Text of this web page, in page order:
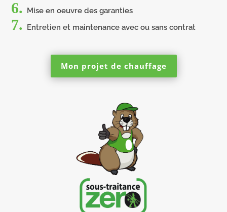
6. Mise en oeuvre des garanties
7. Entretien et maintenance avec ou sans contrat
Mon projet de chauffage